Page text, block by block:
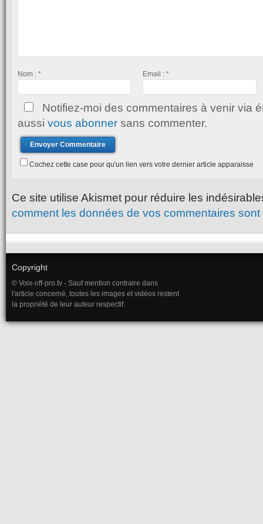
Nom : * Email :*
Notifiez-moi des commentaires à venir via
aussi vous abonner sans commenter.
Cochez cette case pour qu'un lien vers votre dernier article apparaisse
Ce site utilise Akismet pour réduire les
comment les données de vos commentaires sont
Copyright
© Voix-off-pro.tv - Sauf mention contraire dans
l'article concerné, toutes les images et vidéos restent
la propriété de leur auteur respectif.